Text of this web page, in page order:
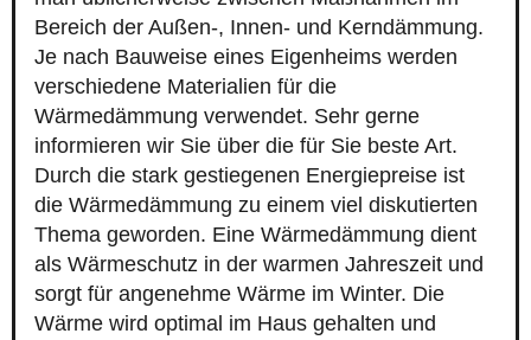
Bereich der Außen-, Innen- und Kerndämmung.
Je nach Bauweise eines Eigenheims werden
verschiedene Materialien für die
Wärmedämmung verwendet. Sehr gerne
informieren wir Sie über die für Sie beste Art.
Durch die stark gestiegenen Energiepreise ist
die Wärmedämmung zu einem viel diskutierten
Thema geworden. Eine Wärmedämmung dient
als Wärmeschutz in der warmen Jahreszeit und
sorgt für angenehme Wärme im Winter. Die
Wärme wird optimal im Haus gehalten und